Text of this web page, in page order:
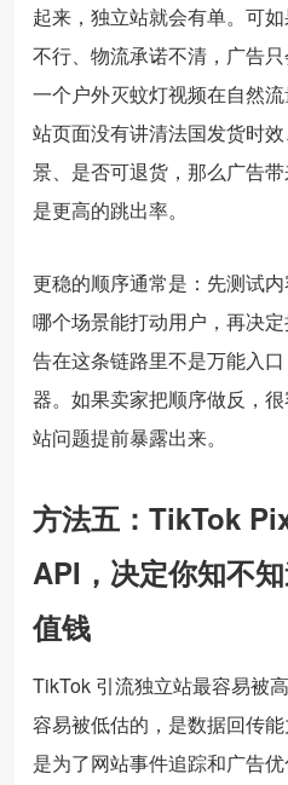
起来，独立站就会有单。可
不行、物流承诺不清，广告
一个户外灭蚊灯视频在自然
站页面没有讲清法国发货时
景、是否可退货，那么广告
是更高的跳出率。
更稳的顺序通常是：先测试
哪个场景能打动用户，再决
告在这条链路里不是万能入
器。如果卖家把顺序做反，
站问题提前暴露出来。
方法五：TikTok
API，决定你知不
值钱
TikTok 引流独立站最容易被
容易被低估的，是数据回传
是为了网站事件追踪和广告